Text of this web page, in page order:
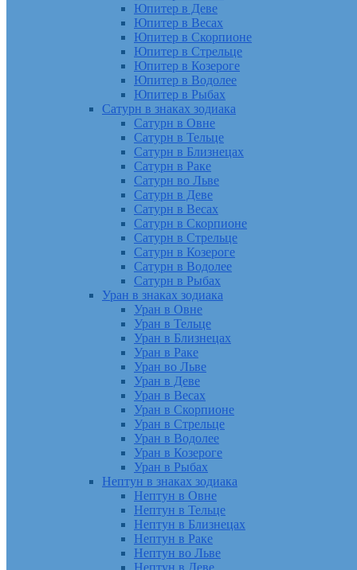
Юпитер в Деве
Юпитер в Весах
Юпитер в Скорпионе
Юпитер в Стрельце
Юпитер в Козероге
Юпитер в Водолее
Юпитер в Рыбах
Сатурн в знаках зодиака
Сатурн в Овне
Сатурн в Тельце
Сатурн в Близнецах
Сатурн в Раке
Сатурн во Льве
Сатурн в Деве
Сатурн в Весах
Сатурн в Скорпионе
Сатурн в Стрельце
Сатурн в Козероге
Сатурн в Водолее
Сатурн в Рыбах
Уран в знаках зодиака
Уран в Овне
Уран в Тельце
Уран в Близнецах
Уран в Раке
Уран во Льве
Уран в Деве
Уран в Весах
Уран в Скорпионе
Уран в Стрельце
Уран в Водолее
Уран в Козероге
Уран в Рыбах
Нептун в знаках зодиака
Нептун в Овне
Нептун в Тельце
Нептун в Близнецах
Нептун в Раке
Нептун во Льве
Нептун в Деве